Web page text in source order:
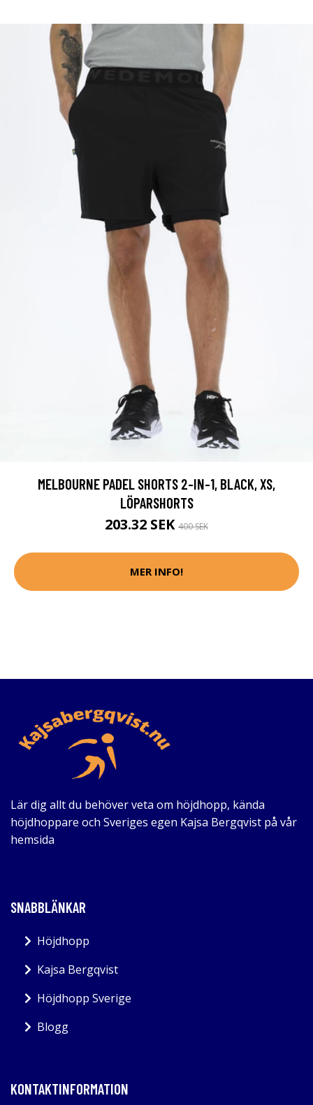
MELBOURNE PADEL SHORTS 2-IN-1, BLACK, XS,
LÖPARSHORTS
203.32 SEK 400 SEK
MER INFO!
Lär dig allt du behöver veta om höjdhopp, kända
höjdhoppare och Sveriges egen Kajsa Bergqvist på vår
hemsida
SNABBLÄNKAR
Höjdhopp
Kajsa Bergqvist
Höjdhopp Sverige
Blogg
KONTAKTINFORMATION